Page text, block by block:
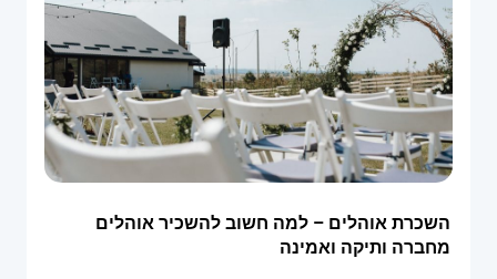
השכרת אוהלים – למה חשוב להשכיר אוהלים
מחברה ותיקה ואמינה